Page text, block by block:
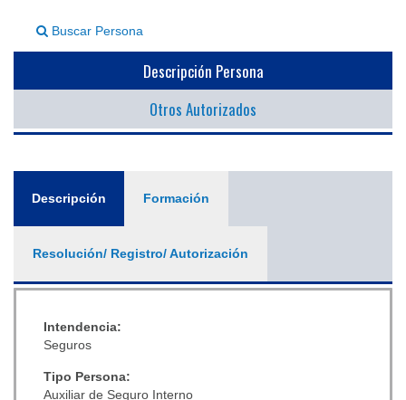
Buscar Persona
Descripción Persona
Otros Autorizados
Descripción (solapaFormación
Resolución/ Registro/ Autorización
Intendencia:
Seguros
Tipo Persona:
Auxiliar de Seguro Interno